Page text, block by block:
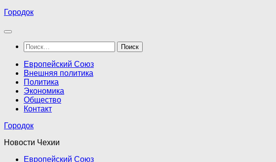
Перейти
содержимому
Городок
Найти:
Европейский Союз
Внешняя политика
Политика
Экономика
Общество
Контакт
Городок
Новости Чехии
Европейский Союз